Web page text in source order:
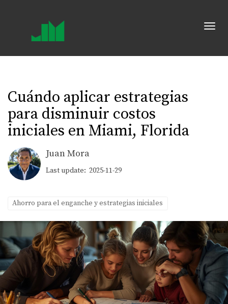
Cuándo aplicar estrategias
para disminuir costos
iniciales en Miami, Florida
Juan Mora
Last update: 2025-11-29
Ahorro para el enganche y estrategias iniciales